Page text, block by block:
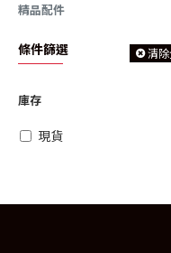
精品配件
條件篩選 清
庫存
現貨